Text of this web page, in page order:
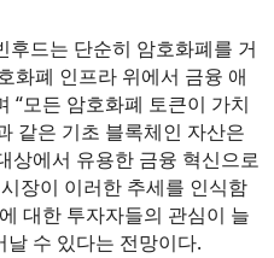
후드는 단순히 암호화폐를 거
화폐 인프라 위에서 금융 애
“모든 암호화폐 토큰이 가치
같은 기초 블록체인 자산은
상에서 유용한 금융 혁신으로
장이 이러한 추세를 인식함
대한 투자자들의 관심이 늘
수 있다는 전망이다.